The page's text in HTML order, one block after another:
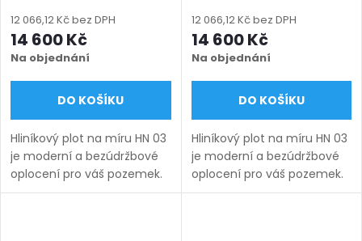
míru (šířka 500 - 2600
mm, výška 750 - 2000
mm), černá RAL 9005
matná
12 066,12 Kč bez DPH
14 600 Kč
Na objednání
DO KOŠÍKU
Hliníkový plot na míru HN 03
je moderní a bezúdržbové
oplocení pro váš pozemek.
Vyrábíme ho v rozsahu
míru (šířka 500 - 2600
mm, výška 750 - 2000
mm), černá struktura RAL
12 066,12 Kč bez DPH
14 600 Kč
Na objednání
DO KOŠÍKU
Hliníkový plot na míru HN 03
je moderní a bezúdržbové
oplocení pro váš pozemek.
Vyrábíme ho v rozsahu